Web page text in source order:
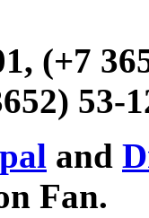
(+7
53-
and
Fan.